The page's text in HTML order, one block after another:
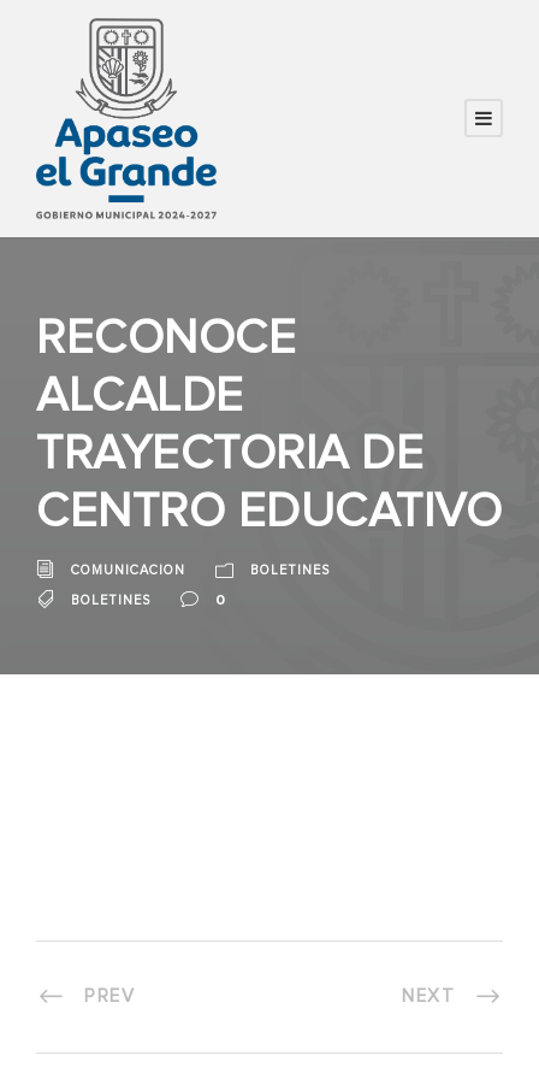
RECONOCE
ALCALDE
TRAYECTORIA DE
CENTRO EDUCATIVO
COMUNICACION BOLETINES
BOLETINES 0
PREV NEXT